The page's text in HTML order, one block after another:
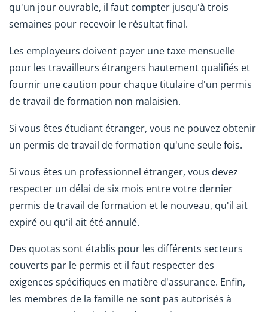
qu'un jour ouvrable, il faut compter jusqu'à trois
semaines pour recevoir le résultat final.
Les employeurs doivent payer une taxe mensuelle
pour les travailleurs étrangers hautement qualifiés et
fournir une caution pour chaque titulaire d'un permis
de travail de formation non malaisien.
Si vous êtes étudiant étranger, vous ne pouvez obtenir
un permis de travail de formation qu'une seule fois.
Si vous êtes un professionnel étranger, vous devez
respecter un délai de six mois entre votre dernier
permis de travail de formation et le nouveau, qu'il ait
expiré ou qu'il ait été annulé.
Des quotas sont établis pour les différents secteurs
couverts par le permis et il faut respecter des
exigences spécifiques en matière d'assurance. Enfin,
les membres de la famille ne sont pas autorisés à